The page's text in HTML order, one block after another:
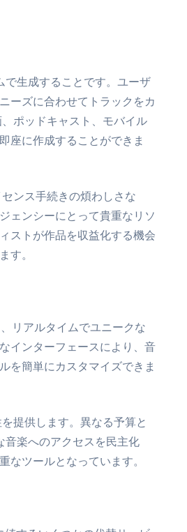
生成することです。ユーザ
ーズに合わせてトラックをカ
ポッドキャスト、モバイル
座に作成することができま
ンス手続きの煩わしさな
ェンシーにとって貴重なリソ
ストが作品を収益化する機会
す。
リアルタイムでユニークな
インターフェースにより、音
を簡単にカスタマイズできま
提供します。異なる予算と
楽へのアクセスを民主化
ツールとなっています。